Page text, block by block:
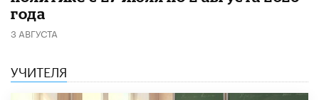
года
3 АВГУСТА
УЧИТЕЛЯ